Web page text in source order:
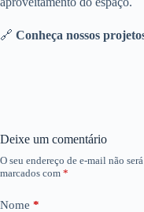
🔗 Conheça nossos
Deixe um comentário
O seu endereço de e-mail não
marcados com *
Nome *